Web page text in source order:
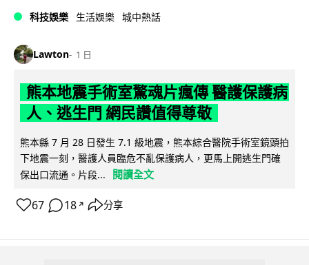
科技娛樂 生活娛樂 城中熱話
Lawton 1 日
熊本地震手術室驚魂片瘋傳 醫護保護病
人、逃生門 網民讚值得尊敬
熊本縣 7 月 28 日發生 7.1 級地震，熊本綜合醫院手術室鏡頭拍
下地震一刻，醫護人員臨危不亂保護病人，更馬上開逃生門確
保出口流通。片段...
閱讀全文
67 18 ↗ 分享